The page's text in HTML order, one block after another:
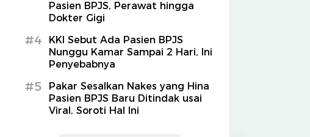
Pasien BPJS, Perawat hingga
Dokter Gigi
#4
KKI Sebut Ada Pasien BPJS
Nunggu Kamar Sampai 2 Hari, Ini
Penyebabnya
#5
Pakar Sesalkan Nakes yang Hina
Pasien BPJS Baru Ditindak usai
Viral, Soroti Hal Ini